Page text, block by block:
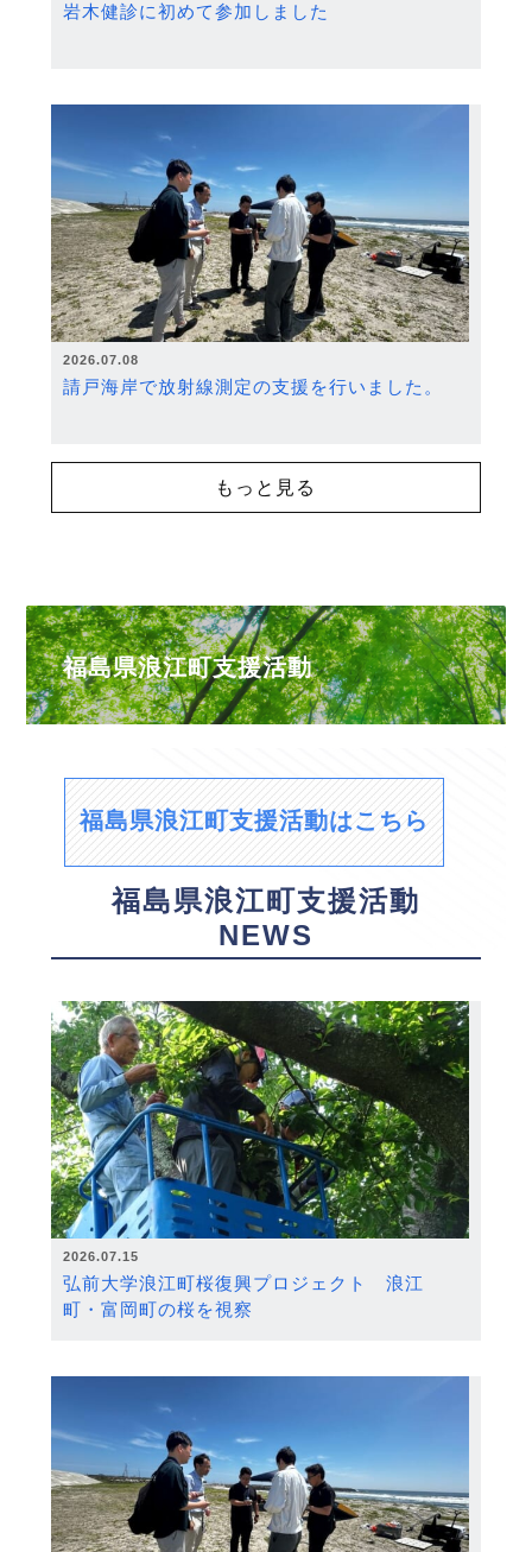
岩木健診に初めて参加しました
2026.07.08
請戸海岸で放射線測定の支援を行いました。
もっと見る
福島県浪江町支援活動
福島県浪江町支援活動はこちら
福島県浪江町支援活動
NEWS
2026.07.15
弘前大学浪江町桜復興プロジェクト 浪江
町・富岡町の桜を視察